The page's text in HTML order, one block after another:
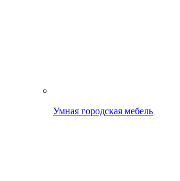
Умная городская мебель